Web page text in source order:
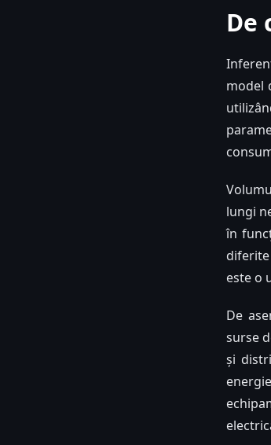
De
model
lungi
în
este o
De
surse
și